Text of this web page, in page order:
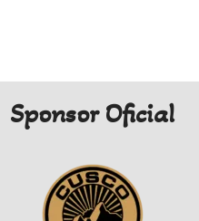
Sponsor Oficial